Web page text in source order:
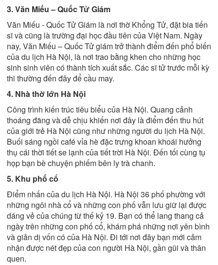
3. Văn Miếu – Quốc Tử Giám
Văn Miếu - Quốc Tử Giám là nơi thờ Khổng Tử, đặt bia tiến
sĩ và cũng là trường đại học đầu tiên của Việt Nam. Ngày
nay, Văn Miếu – Quốc Tử giám trở thành điểm đến phổ biến
của du lịch Hà Nội, là nơi trao bằng khen cho những học
sinh sinh viên có thành tích xuất sắc. Các sĩ tử trước mỗi kỳ
thi thường đến đây để cầu may.
4. Nhà thờ lớn Hà Nội
Công trình kiến trúc tiêu biểu của Hà Nội. Quang cảnh
thoáng đãng và dễ chịu khiến nơi đây là điểm đến thu hút
của giới trẻ Hà Nội cũng như những người du lịch Hà Nội.
Buối sáng ngồi café vỉa hè đặc trưng khoan khoái hưởng
thụ cái thời tiết se lạnh của tiết trời Hà Nội. Đến tối cùng tụ
họp bạn bè chuyện phiếm bên ly trà chanh.
5. Khu phố cổ
Điểm nhấn của du lịch Hà Nội. Hà Nội 36 phố phường với
những ngôi nhà cổ và những con phố vẫn lưu giữ lại được
dáng vẻ của chúng từ thế kỷ 19. Bạn có thể lang thang cả
ngày trên những con phố cổ, khám phá những nơi yên bình
và giản dị vốn có của Hà Nội. Đi tới nơi đây bạn mới cảm
nhận được nét đẹp của con người Hà Nội, gần gũi và thân
quen.